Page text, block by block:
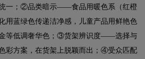
一；②品类暗示——食品用暖色系（红橙
用蓝绿色传递洁净感，儿童产品用鲜艳色
等低调奢华色；③货架辨识度——选择与
彩方案，在货架上脱颖而出；④受众匹配